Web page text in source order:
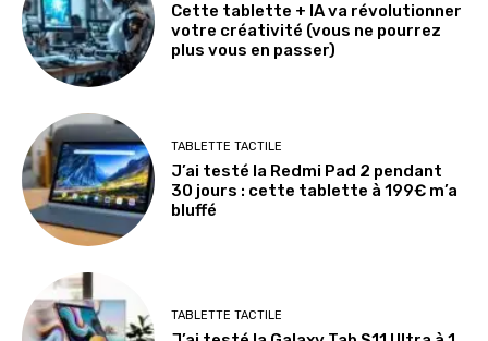
Cette tablette + IA va révolutionner
votre créativité (vous ne pourrez
plus vous en passer)
TABLETTE TACTILE
J’ai testé la Redmi Pad 2 pendant
30 jours : cette tablette à 199€ m’a
bluffé
TABLETTE TACTILE